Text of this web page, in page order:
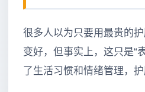
很多人以为只要用最贵的
变好，但事实上，这只是“
了生活习惯和情绪管理，护